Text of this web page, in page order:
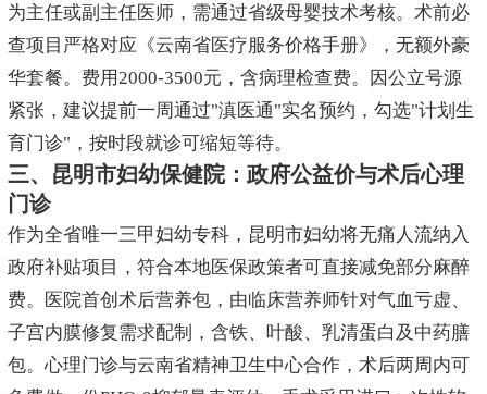
为主任或副主任医师，需通过省级母婴技术考核。术前必
查项目严格对应《云南省医疗服务价格手册》，无额外豪
华套餐。费用2000-3500元，含病理检查费。因公立号源
紧张，建议提前一周通过"滇医通"实名预约，勾选"计划生
育门诊"，按时段就诊可缩短等待。
三、昆明市妇幼保健院：政府公益价与术后心理
门诊
作为全省唯一三甲妇幼专科，昆明市妇幼将无痛人流纳入
政府补贴项目，符合本地医保政策者可直接减免部分麻醉
费。医院首创术后营养包，由临床营养师针对气血亏虚、
子宫内膜修复需求配制，含铁、叶酸、乳清蛋白及中药膳
包。心理门诊与云南省精神卫生中心合作，术后两周内可